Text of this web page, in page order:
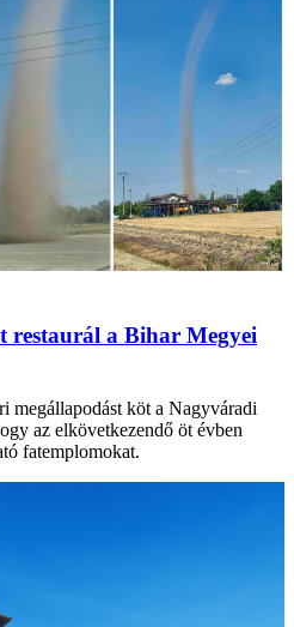
restaurál a Bihar Megyei
megállapodást köt a Nagyváradi
az elkövetkezendő öt évben
fatemplomokat.